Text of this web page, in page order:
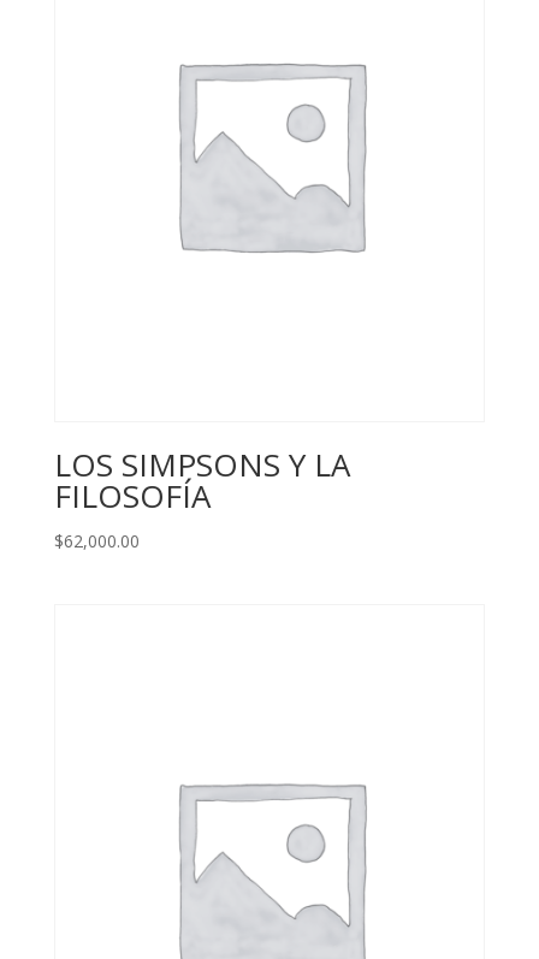
LOS SIMPSONS Y LA
FILOSOFÍA
$62,000.00